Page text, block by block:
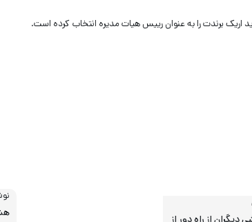
اریک برندت را به عنوان رییس هیات مدیره انتخاب کرده است.